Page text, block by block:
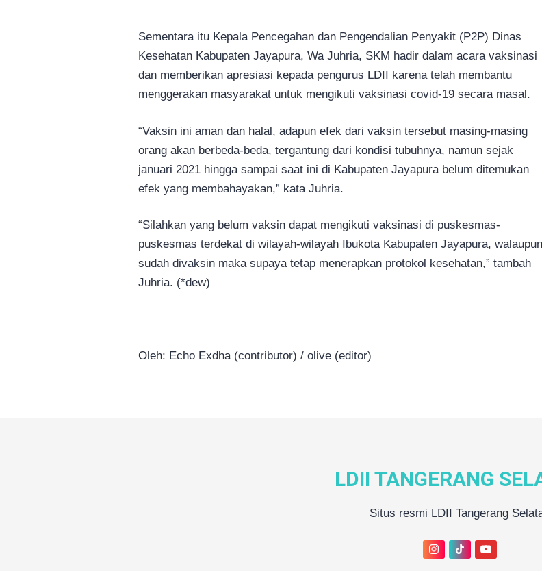
Sementara itu Kepala Pencegahan dan Pengendalian Penyakit (P2P) Dinas
Kesehatan Kabupaten Jayapura, Wa Juhria, SKM hadir dalam acara vaksinasi
dan memberikan apresiasi kepada pengurus LDII karena telah membantu
menggerakan masyarakat untuk mengikuti vaksinasi covid-19 secara masal.
“Vaksin ini aman dan halal, adapun efek dari vaksin tersebut masing-masing
orang akan berbeda-beda, tergantung dari kondisi tubuhnya, namun sejak
januari 2021 hingga sampai saat ini di Kabupaten Jayapura belum ditemukan
efek yang membahayakan,” kata Juhria.
“Silahkan yang belum vaksin dapat mengikuti vaksinasi di puskesmas-
puskesmas terdekat di wilayah-wilayah Ibukota Kabupaten Jayapura, walaupun
sudah divaksin maka supaya tetap menerapkan protokol kesehatan,” tambah
Juhria. (*dew)
Oleh: Echo Exdha (contributor) / olive (editor)
LDII TANGERANG
Situs resmi LDII Tangerang